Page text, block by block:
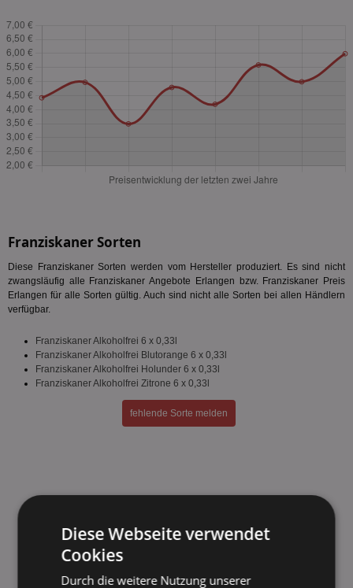
Franziskaner Sorten
Diese Franziskaner Sorten werden vom Hersteller produziert. Es sind nicht
zwangsläufig alle Franziskaner Angebote Erlangen bzw. Franziskaner Preis
Erlangen für alle Sorten gültig. Auch sind nicht alle Sorten bei allen Händlern
verfügbar.
Franziskaner Alkoholfrei 6 x 0,33l
Franziskaner Alkoholfrei Blutorange 6 x 0,33l
Franziskaner Alkoholfrei Holunder 6 x 0,33l
Franziskaner Alkoholfrei Zitrone 6 x 0,33l
fehlende Sorte melden
Diese Webseite verwendet
Cookies
Durch die weitere Nutzung unserer